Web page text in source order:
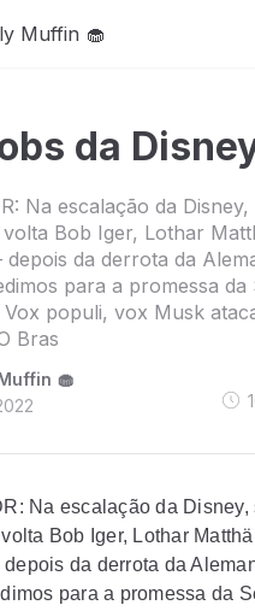
Muffin 🧁
da
Na escalação da Disney,
Bob Iger, Lothar
da derrota da
para a promessa da
populi, vox Musk
Bras
🧁
Na escalação da Disney,
Bob Iger, Lothar
da derrota da
para a promessa da